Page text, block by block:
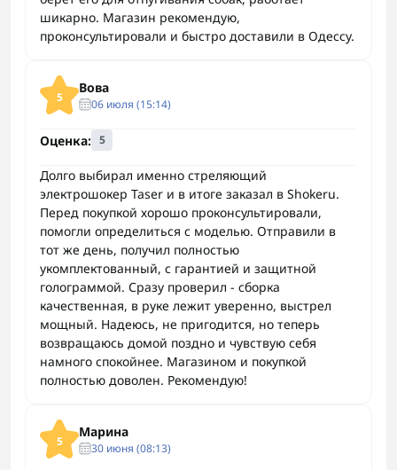
шикарно. Магазин рекомендую,
проконсультировали и быстро доставили в Одессу.
5
Вова
06 июля (15:14)
Оценка: 5
Долго выбирал именно стреляющий
электрошокер Taser и в итоге заказал в Shokeru.
Перед покупкой хорошо проконсультировали,
помогли определиться с моделью. Отправили в
тот же день, получил полностью
укомплектованный, с гарантией и защитной
голограммой. Сразу проверил - сборка
качественная, в руке лежит уверенно, выстрел
мощный. Надеюсь, не пригодится, но теперь
возвращаюсь домой поздно и чувствую себя
намного спокойнее. Магазином и покупкой
полностью доволен. Рекомендую!
5
Марина
30 июня (08:13)